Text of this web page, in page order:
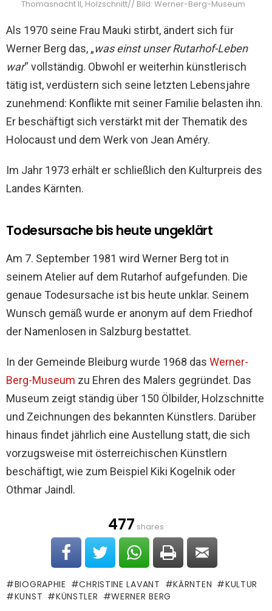
Thomasnacht II, Holzschnitt// Bild: Werner-Berg-Museum
Als 1970 seine Frau Mauki stirbt, ändert sich für
Werner Berg das, „was einst unser Rutarhof-Leben
war“ vollständig. Obwohl er weiterhin künstlerisch
tätig ist, verdüstern sich seine letzten Lebensjahre
zunehmend: Konflikte mit seiner Familie belasten ihn.
Er beschäftigt sich verstärkt mit der Thematik des
Holocaust und dem Werk von Jean Améry.
Im Jahr 1973 erhält er schließlich den Kulturpreis des
Landes Kärnten.
Todesursache bis heute ungeklärt
Am 7. September 1981 wird Werner Berg tot in
seinem Atelier auf dem Rutarhof aufgefunden. Die
genaue Todesursache ist bis heute unklar. Seinem
Wunsch gemäß wurde er anonym auf dem Friedhof
der Namenlosen in Salzburg bestattet.
In der Gemeinde Bleiburg wurde 1968 das Werner-
Berg-Museum zu Ehren des Malers gegründet. Das
Museum zeigt ständig über 150 Ölbilder, Holzschnitte
und Zeichnungen des bekannten Künstlers. Darüber
hinaus findet jährlich eine Austellung statt, die sich
vorzugsweise mit österreichischen Künstlern
beschäftigt, wie zum Beispiel Kiki Kogelnik oder
Othmar Jaindl.
477 shares
BIOGRAPHIE CHRISTINE LAVANT KÄRNTEN
KULTUR
KUNST
KÜNSTLER WERNER BERG